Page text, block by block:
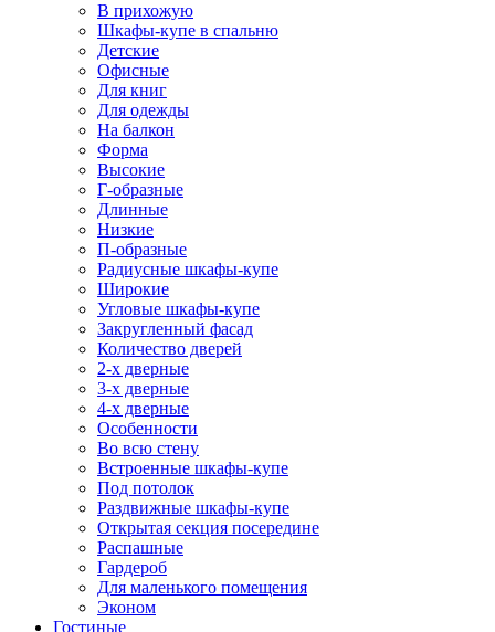
В прихожую
Шкафы-купе в спальню
Детские
Офисные
Для книг
Для одежды
На балкон
Форма
Высокие
Г-образные
Длинные
Низкие
П-образные
Радиусные шкафы-купе
Широкие
Угловые шкафы-купе
Закругленный фасад
Количество дверей
2-х дверные
3-х дверные
4-х дверные
Особенности
Во всю стену
Встроенные шкафы-купе
Под потолок
Раздвижные шкафы-купе
Открытая секция посередине
Распашные
Гардероб
Для маленького помещения
Эконом
Гостиные